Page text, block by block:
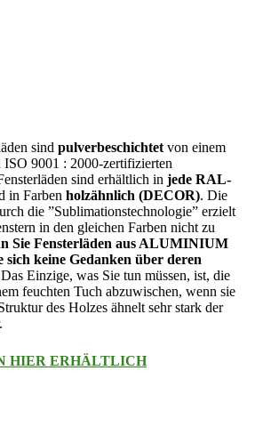
sind pulverbeschichtetvon einem
9001 : 2000-zertifizierten
sind erhältlich in jede RAL-
in Farben holzähnlich (DECOR). Die
die ”Sublimationstechnologie” erzielt
in den gleichen Farben nicht zu
Sie Fensterläden aus ALUMINIUM
sich keine Gedanken über deren
Einzige, was Sie tun müssen, ist, die
feuchten Tuch abzuwischen, wenn sie
des Holzes ähnelt sehr stark der
HIER ERHÄLTLICH